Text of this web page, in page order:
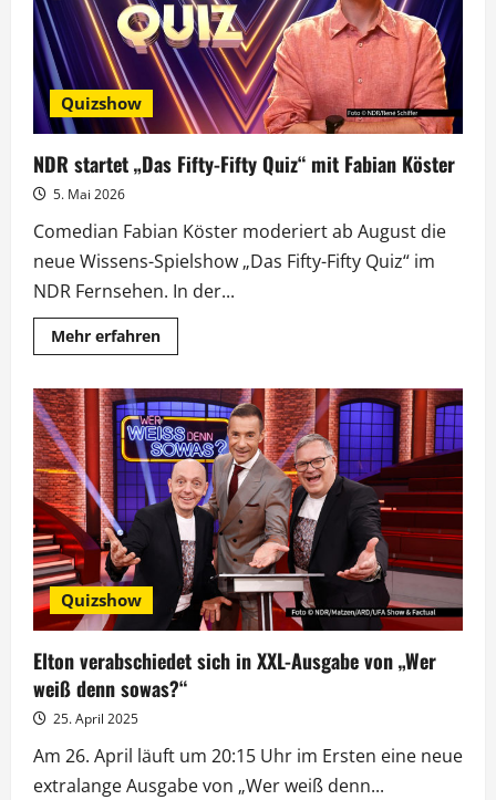
Quizshow
NDR startet „Das Fifty-Fifty Quiz“ mit Fabian Köster
5. Mai 2026
Comedian Fabian Köster moderiert ab August die
neue Wissens-Spielshow „Das Fifty-Fifty Quiz“ im
NDR Fernsehen. In der...
Mehr erfahrenMehr
Informationen
startet
„Das
Fifty-
Fifty
Quiz“
mit
Fabian
Köster
Quizshow
Elton verabschiedet sich in XXL-Ausgabe von „Wer
weiß denn sowas?“
25. April 2025
Am 26. April läuft um 20:15 Uhr im Ersten eine neue
extralange Ausgabe von „Wer weiß denn...